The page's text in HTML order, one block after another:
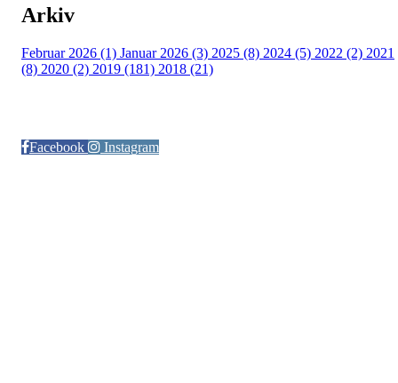
Arkiv
Februar 2026 (1) Januar 2026 (3) 2025 (8) 2024 (5) 2022 (2) 2021
(8) 2020 (2) 2019 (181) 2018 (21)
Facebook
Instagram